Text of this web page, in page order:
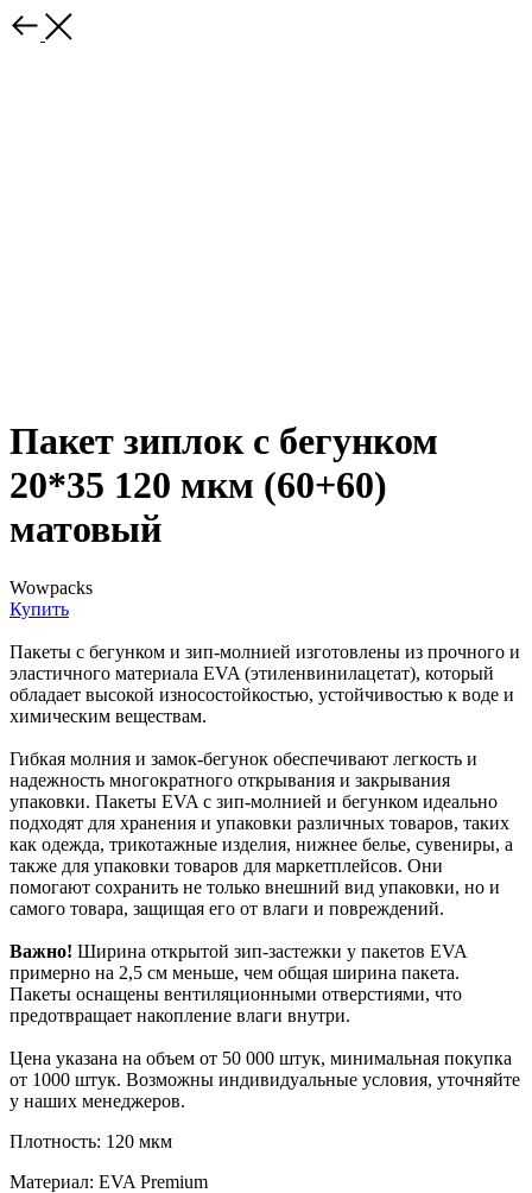
Пакет зиплок с бегунком
20*35 120 мкм (60+60)
матовый
Wowpacks
Купить
Пакеты с бегунком и зип-молнией изготовлены из прочного и
эластичного материала EVA (этиленвинилацетат), который
обладает высокой износостойкостью, устойчивостью к воде и
химическим веществам.
Гибкая молния и замок-бегунок обеспечивают легкость и
надежность многократного открывания и закрывания
упаковки. Пакеты EVA с зип-молнией и бегунком идеально
подходят для хранения и упаковки различных товаров, таких
как одежда, трикотажные изделия, нижнее белье, сувениры, а
также для упаковки товаров для маркетплейсов. Они
помогают сохранить не только внешний вид упаковки, но и
самого товара, защищая его от влаги и повреждений.
Важно! Ширина открытой зип-застежки у пакетов EVA
примерно на 2,5 см меньше, чем общая ширина пакета.
Пакеты оснащены вентиляционными отверстиями, что
предотвращает накопление влаги внутри.
Цена указана на объем от 50 000 штук, минимальная покупка
от 1000 штук. Возможны индивидуальные условия, уточняйте
у наших менеджеров.
Плотность: 120 мкм
Материал: EVA Premium